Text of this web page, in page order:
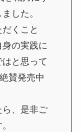
した。
くこと
の実践に
と思って
賛発売中
ら、是非ご